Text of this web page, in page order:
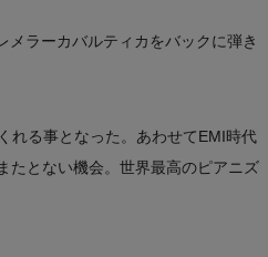
ラーカバルティカをバックに弾き
れる事となった。あわせてEMI時代
たとない機会。世界最高のピアニズ